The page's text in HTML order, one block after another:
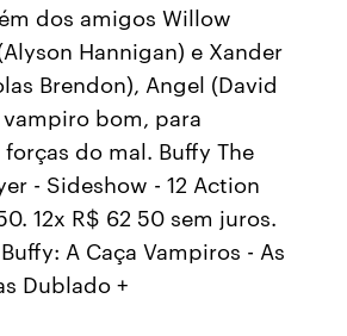
dos amigos Willow
Hannigan) e Xander
Brendon), Angel (David
vampiro bom, para
do mal. Buffy The
- Sideshow - 12 Action
12x R$ 62 50 sem juros.
A Caça Vampiros - As
Dublado +